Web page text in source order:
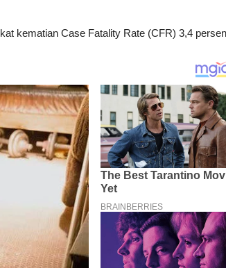
kematian Case Fatality Rate (CFR) 3,4